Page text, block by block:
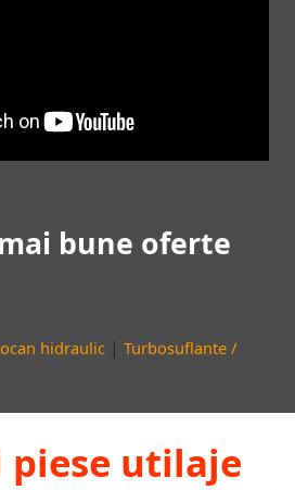
bune oferte
hidraulic | Turbosuflante /
piese utilaje